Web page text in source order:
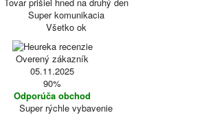
Super komunikacia
Všetko ok
Overený zákazník
05.11.2025
90%
Odporúča obchod
Super rýchle vybavenie